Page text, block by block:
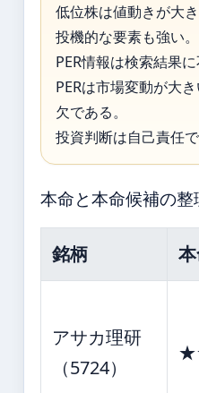
低位株は値動きが大き
投機的な要素も強い。
PER情報は検索結果
PERは市場変動が大
欠である。
投資判断は自己責任
本命と本命候補の整
銘柄
アサカ理研
（5724）